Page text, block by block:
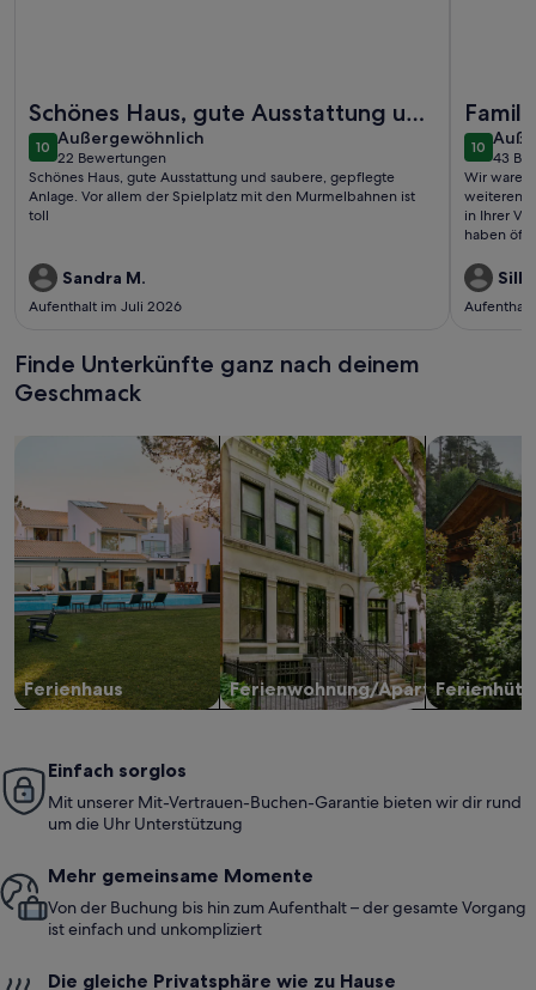
Schönes Haus, gute Ausstattung und
saubere, gepflegte Anlage. Vor
allem der Spie ...
1010 von 10
Außergewöhnlich
außergewöhnlich
22 Bewertungen
(22
bewertungen)
Schönes Haus, gute Ausstattung und saubere, gepflegte
Anlage. Vor allem der Spielplatz mit den Murmelbahnen ist
toll
Sandra M.
Aufenthalt im Juli 2026
1010 von
43
(43
Wir waren
weiteren
in Ihrer
haben
überhaupt
gern
durfen,in
Finde Unterkünfte ganz nach deinem
Geschmack
Ferienhaus
Suche nach Ferienhäusern
Ferienwohnung/Apartment
Suche nach Ferienwohnungen oder
Suche nach
Einfach sorglos
Mit unserer Mit-Vertrauen-Buchen-Garantie bieten wir dir rund
um die Uhr Unterstützung
Mehr gemeinsame Momente
Von der Buchung bis hin zum Aufenthalt – der gesamte Vorgang
ist einfach und unkompliziert
Die gleiche Privatsphäre wie zu Hause